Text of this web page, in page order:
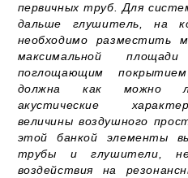
первичных труб. Для
дальше глушитель, на
необходимо разместить
максимальной
поглощающим
должна как можно
акустические
величины воздушного
этой банкой элементы
трубы и глушители, не
воздействия на